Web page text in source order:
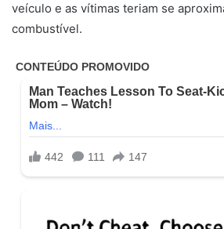
veículo e as vítimas teriam se
combustível.